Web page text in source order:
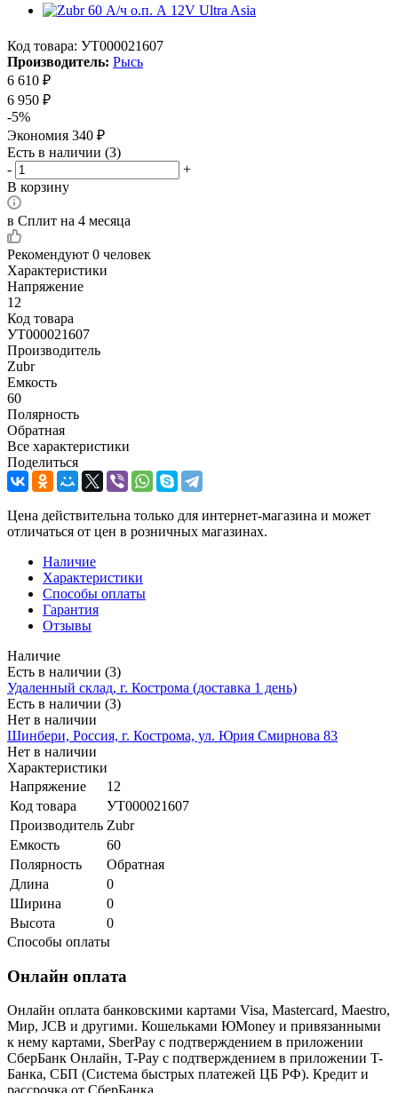
Код товара: УТ000021607
Производитель: Рысь
6 610 ₽
6 950 ₽
-5%
Экономия 340 ₽
Есть в наличии (3)
-
+
В корзину
в Сплит на 4 месяца
Рекомендуют 0 человек
Характеристики
Напряжение
12
Код товара
УТ000021607
Производитель
Zubr
Емкость
60
Полярность
Обратная
Все характеристики
Поделиться
Цена действительна только для интернет-магазина и может
отличаться от цен в розничных магазинах.
Наличие
Характеристики
Способы оплаты
Гарантия
Отзывы
Наличие
Есть в наличии (3)
Удаленный склад, г. Кострома (доставка 1 день)
Есть в наличии (3)
Нет в наличии
Шинбери, Россия, г. Кострома, ул. Юрия Смирнова 83
Нет в наличии
Характеристики
Напряжение
12
Код товара
УТ000021607
Производитель Zubr
Емкость
60
Полярность
Обратная
Длина
0
Ширина
0
Высота
0
Способы оплаты
Онлайн оплата
Онлайн оплата банковскими картами Visa, Mastercard, Maestro,
Мир, JCB и другими. Кошельками ЮMoney и привязанными
к нему картами, SberPay с подтверждением в приложении
СберБанк Онлайн, T-Pay с подтверждением в приложении T-
Банка, СБП (Система быстрых платежей ЦБ РФ). Кредит и